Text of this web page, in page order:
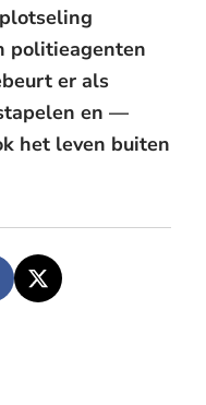
politieagenten
er als
en —
het leven buiten